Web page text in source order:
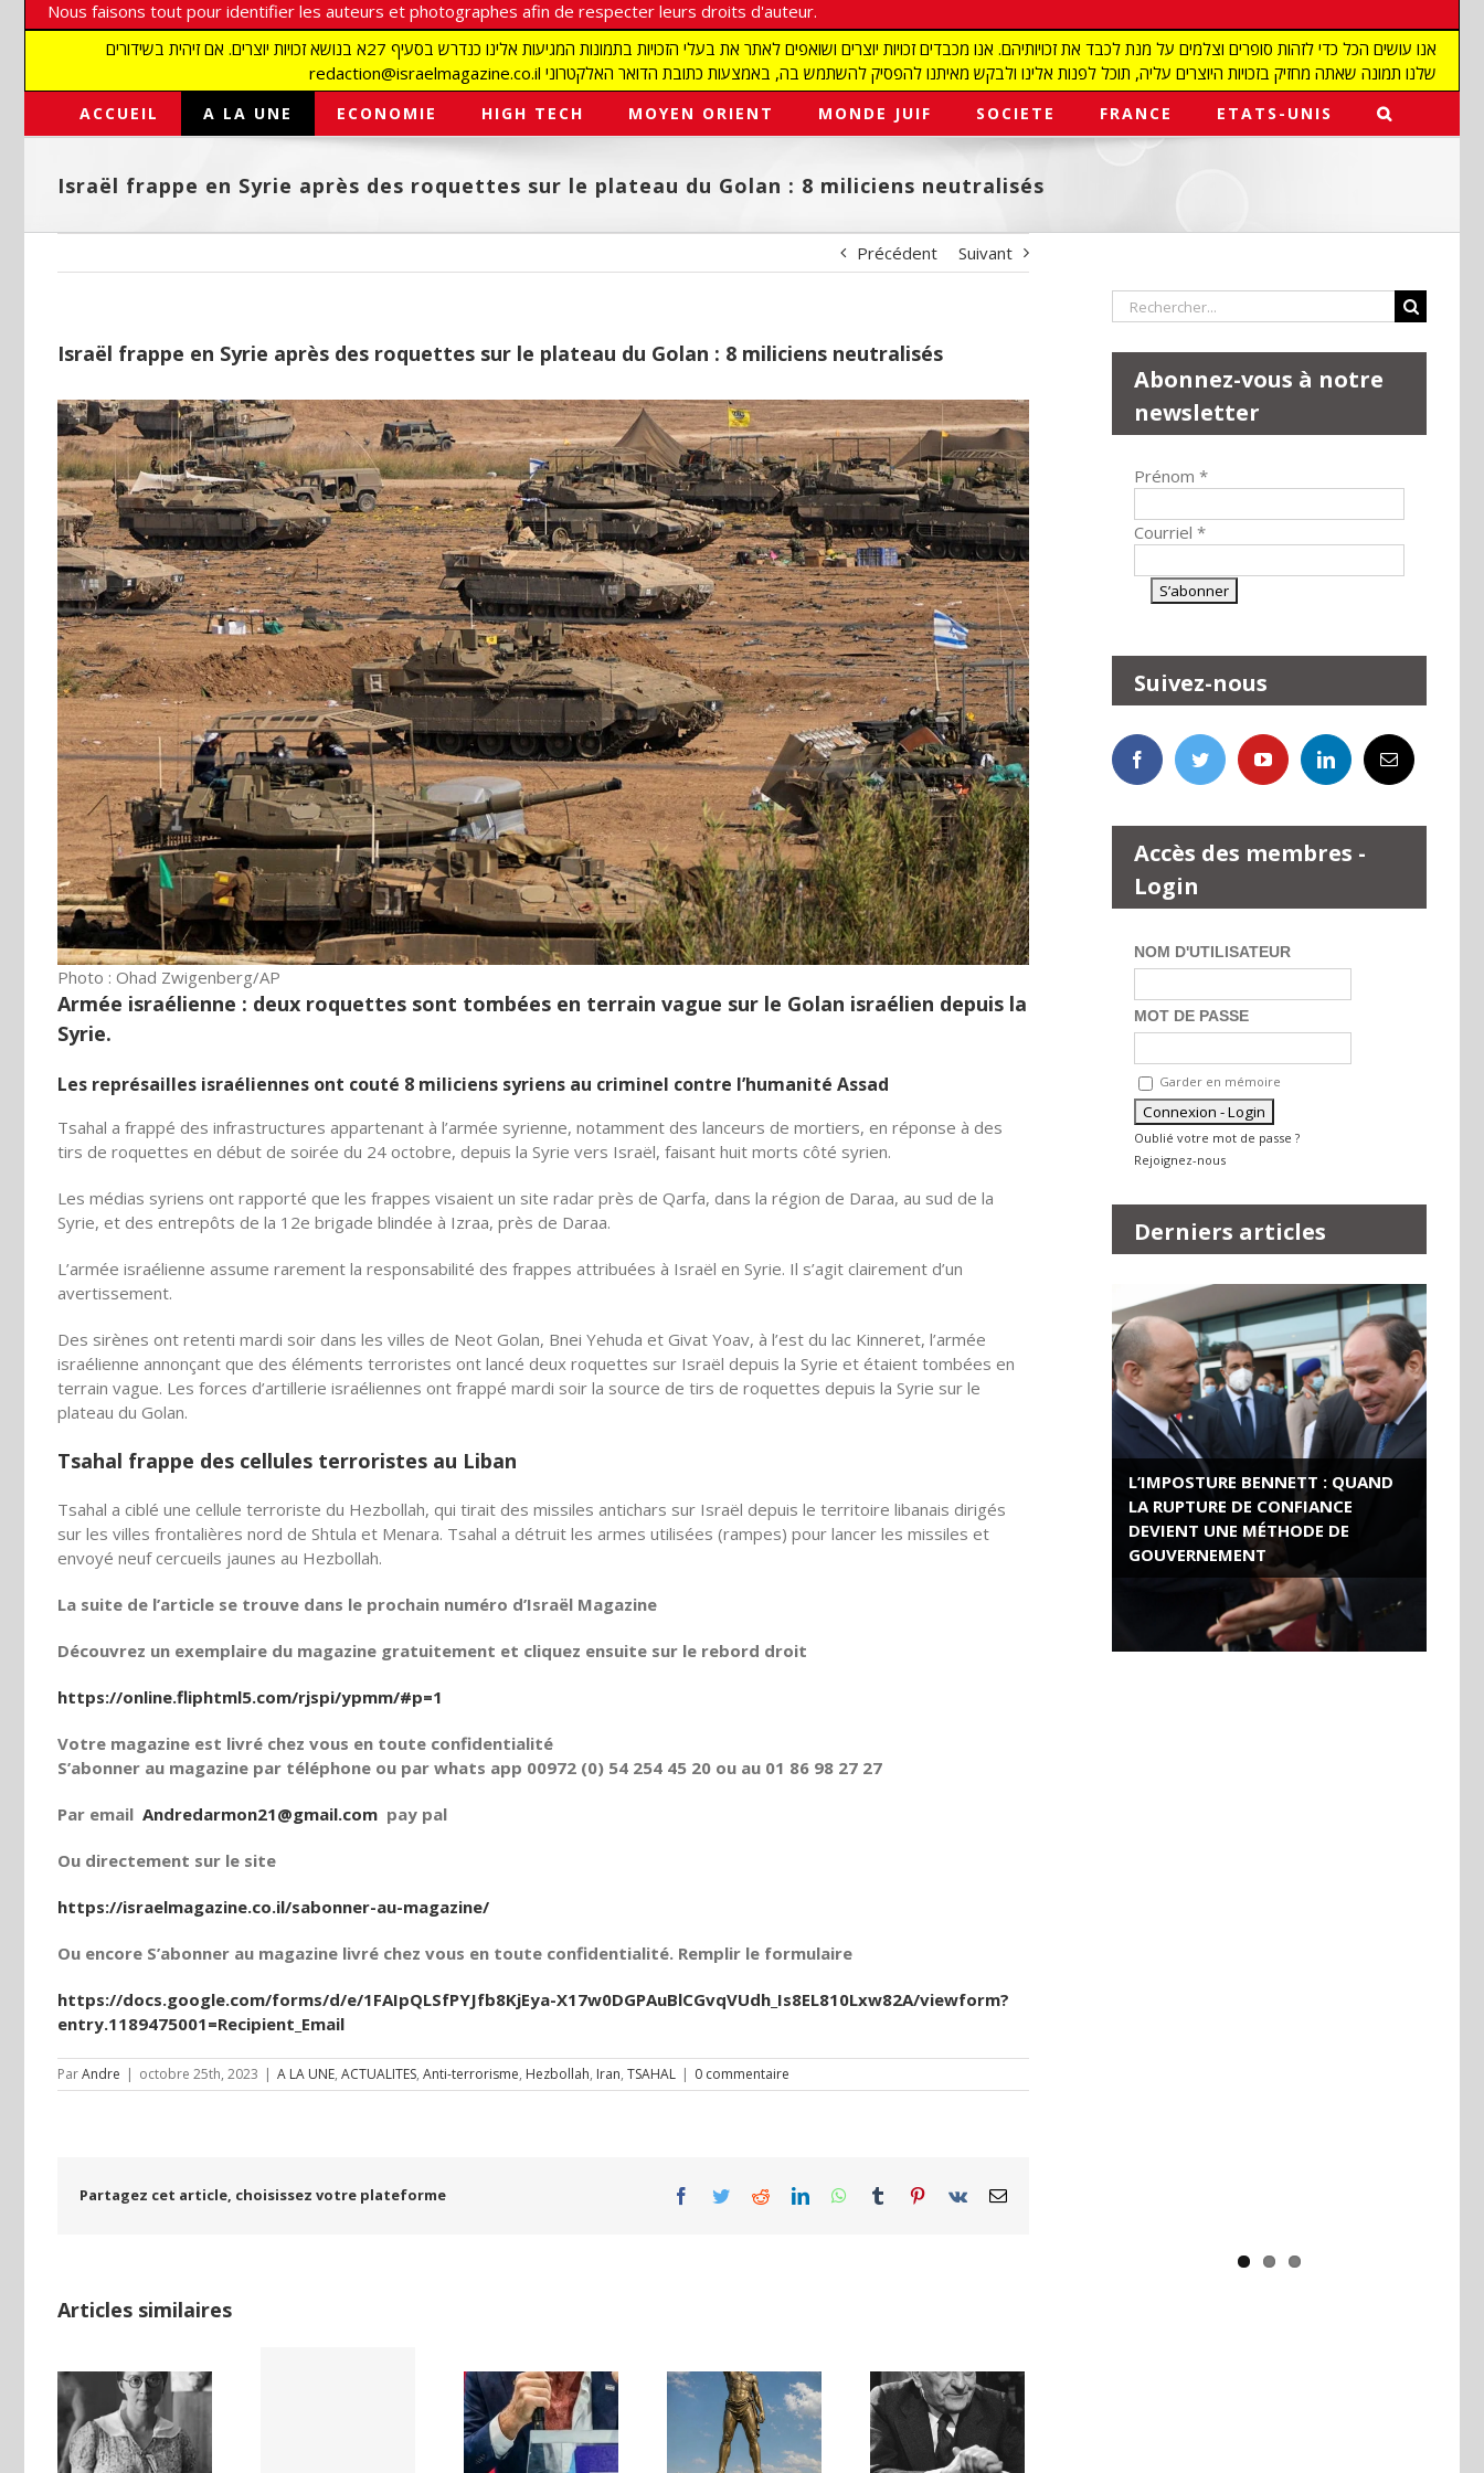
Nous faisons tout pour identifier les auteurs et photographes afin de respecter leurs droits d'auteur.
אנו עושים הכל כדי לזהות סופרים וצלמים על מנת לכבד את זכויותיהם. אנו מכבדים זכויות יוצרים ושואפים לאתר את בעלי הזכויות בתמונות המגיעות אלינו כנדרש בסעיף 27א בנושא זכויות יוצרים. אם זיהית בשידורים
redaction@israelmagazine.co.il שלנו תמונה שאתה מחזיק בזכויות היוצרים עליה, תוכל לפנות אלינו ולבקש מאיתנו להפסיק להשתמש בה, באמצעות כתובת הדואר האלקטרוני
ACCUEIL A LA UNE ECONOMIE HIGH TECH MOYEN ORIENT MONDE JUIF SOCIETE FRANCE ETATS-UNIS
Israël frappe en Syrie après des roquettes sur le plateau du Golan : 8 miliciens neutralisés
Précédent Suivant
Israël frappe en Syrie après des roquettes sur le plateau du Golan : 8 miliciens neutralisés
Photo : Ohad Zwigenberg/AP
Armée israélienne : deux roquettes sont tombées en terrain vague sur le Golan israélien depuis la
Syrie.
Les représailles israéliennes ont couté 8 miliciens syriens au criminel contre l’humanité Assad
Tsahal a frappé des infrastructures appartenant à l’armée syrienne, notamment des lanceurs de mortiers, en réponse à des
tirs de roquettes en début de soirée du 24 octobre, depuis la Syrie vers Israël, faisant huit morts côté syrien.
Les médias syriens ont rapporté que les frappes visaient un site radar près de Qarfa, dans la région de Daraa, au sud de la
Syrie, et des entrepôts de la 12e brigade blindée à Izraa, près de Daraa.
L’armée israélienne assume rarement la responsabilité des frappes attribuées à Israël en Syrie. Il s’agit clairement d’un
avertissement.
Des sirènes ont retenti mardi soir dans les villes de Neot Golan, Bnei Yehuda et Givat Yoav, à l’est du lac Kinneret, l’armée
israélienne annonçant que des éléments terroristes ont lancé deux roquettes sur Israël depuis la Syrie et étaient tombées en
terrain vague. Les forces d’artillerie israéliennes ont frappé mardi soir la source de tirs de roquettes depuis la Syrie sur le
plateau du Golan.
Tsahal frappe des cellules terroristes au Liban
Tsahal a ciblé une cellule terroriste du Hezbollah, qui tirait des missiles antichars sur Israël depuis le territoire libanais dirigés
sur les villes frontalières nord de Shtula et Menara. Tsahal a détruit les armes utilisées (rampes) pour lancer les missiles et
envoyé neuf cercueils jaunes au Hezbollah.
La suite de l’article se trouve dans le prochain numéro d’Israël Magazine
Découvrez un exemplaire du magazine gratuitement et cliquez ensuite sur le rebord droit
https://online.fliphtml5.com/rjspi/ypmm/#p=1
Votre magazine est livré chez vous en toute confidentialité
S’abonner au magazine par téléphone ou par whats app 00972 (0) 54 254 45 20 ou au 01 86 98 27 27
Par email Andredarmon21@gmail.com pay pal
Ou directement sur le site
https://israelmagazine.co.il/sabonner-au-magazine/
Ou encore S’abonner au magazine livré chez vous en toute confidentialité. Remplir le formulaire
https://docs.google.com/forms/d/e/1FAIpQLSfPYJfb8KjEya-X17w0DGPAuBlCGvqVUdh_Is8EL810Lxw82A/viewform?
entry.1189475001=Recipient_Email
ParAndre | octobre 25th, 2023 | A LA UNE, ACTUALITES, Anti-terrorisme, Hezbollah, Iran, TSAHAL | 0 commentaire
Partagez cet article, choisissez votre plateforme Facebook
TwitterRedditLinkedInWhatsApp
Tumblr Pinterest
Vk Email
Articles similaires
Netflix Field of
Dreams (1989)
Ile de Rhodes ;
un foyer juif
Une lettre
inédite de
Malraux sur
l’État d’Israël |
Rechercher:
Abonnez-vous à notre
newsletter
Prénom *
Courriel *
Suivez-nous
Accès des membres -
Login
NOM D'UTILISATEUR
MOT DE PASSE
Garder en mémoire
Oublié votre mot de passe ?
Rejoignez-nous
Derniers articles
L’IMPOSTURE BENNETT : QUAND
LA RUPTURE DE CONFIANCE
DEVIENT UNE MÉTHODE DE
GOUVERNEMENT
ROSE VALLAND, HEROÏNE DE LA
RESISTANCE FRANÇAISE